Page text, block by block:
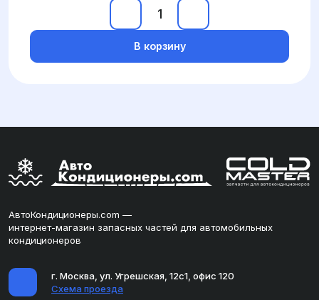
В корзину
АвтоКондиционеры.com —
интернет-магазин запасных частей для автомобильных
кондиционеров
г. Москва, ул. Угрешская, 12с1, офис 120
Схема проезда